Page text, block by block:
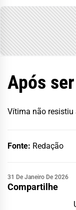
Após
Vítima não resistiu
Fonte: Redação
31 De Janeiro De 2026
Compartilhe